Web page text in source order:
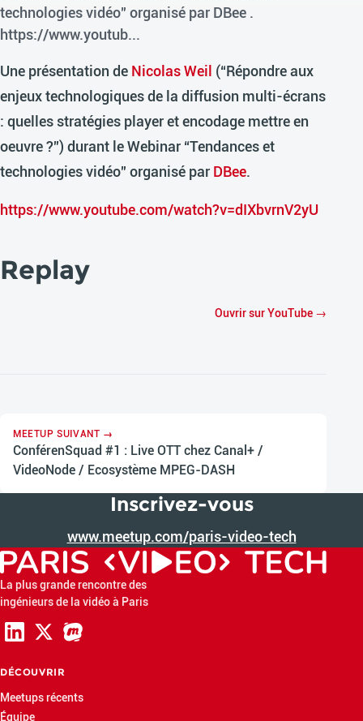
technologies vidéo" organisé par DBee .
https://www.youtub...
Une présentation de Nicolas Weil (“Répondre aux
enjeux technologiques de la diffusion multi-écrans
: quelles stratégies player et encodage mettre en
oeuvre ?”) durant le Webinar “Tendances et
technologies vidéo” organisé par DBee.
https://www.youtube.com/watch?v=dIXbvrnV2yU
Replay
Ouvrir sur YouTube →
MEETUP SUIVANT →
ConférenSquad #1 : Live OTT chez Canal+ /
VideoNode / Ecosystème MPEG-DASH
Inscrivez-vous
www.meetup.com/paris-video-tech
La plus grande rencontre des
ingénieurs de la vidéo à Paris
DÉCOUVRIR
Meetups récents
Équipe